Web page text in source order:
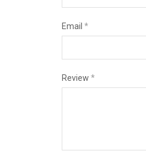
Email *
Review *